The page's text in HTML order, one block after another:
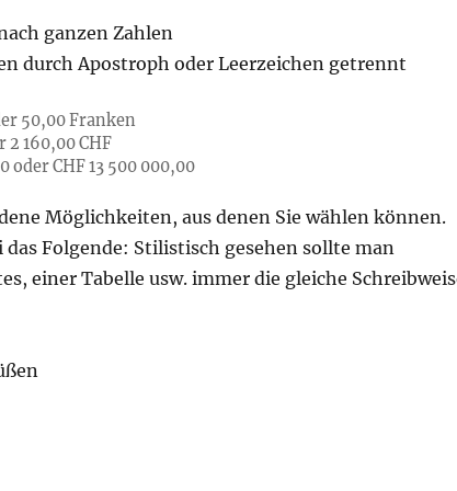
ganzen Zahlen
durch Apostroph oder Leerzeichen getrennt
50,00 Franken
2 160,00 CHF
oder CHF 13 500 000,00
Möglichkeiten, aus denen Sie wählen können.
Folgende: Stilistisch gesehen sollte man
einer Tabelle usw. immer die gleiche